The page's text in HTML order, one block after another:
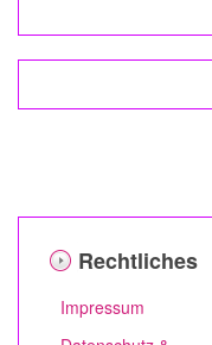
Rechtliches
Impressum